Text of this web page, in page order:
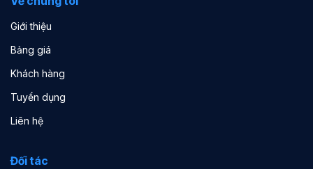
Giới thiệu
Bảng giá
Khách hàng
Tuyển dụng
Liên hệ
Đối tác